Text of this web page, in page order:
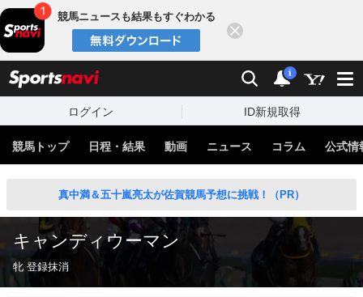
競馬ニュースも結果もすぐわかる
検索 通知
i
ログイン ID新規取得
競馬トップ 日程・結果 動画 ニュース コラム 公式情
真中満＆五十嵐亮太が佐賀競馬予想に挑戦！（PR）
キャンディウーマン
牝 登録抹消